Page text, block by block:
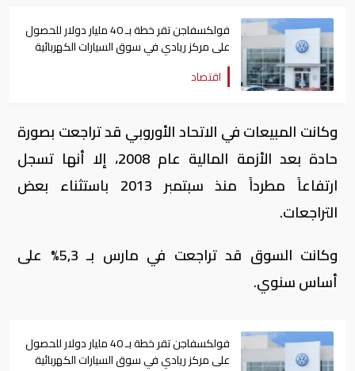
فولكسفاجن تقر خطة بـ 40 مليار دولار للحصول
على مركز ريادي في سوق السيارات الكهربائية
اقتصاد
وكانت المبيعات في الاتحاد الأوروبي قد تراجعت بصورة
حادة بعد الأزمة المالية عام 2008، إلا أنها تسجل
ارتفاعاً مطرداً منذ سبتمبر 2013 باستثناء بعض
التراجعات.
وكانت السوق قد تراجعت في مارس بـ 5,3% على
أساس سنوي.
فولكسفاجن تقر خطة بـ 40 مليار دولار للحصول
على مركز ريادي في سوق السيارات الكهربائية